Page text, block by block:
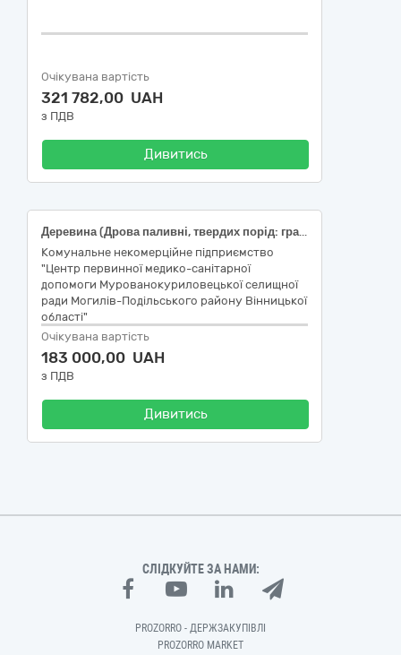
Очікувана вартість
321 782,00 UAH
з ПДВ
Дивитись
Деревина (Дрова паливні, твердих порід: граб, ясен, дуб)
Комунальне некомерційне підприємство
"Центр первинної медико-санітарної
допомоги Мурованокуриловецької селищної
ради Могилів-Подільського району Вінницької
області"
Очікувана вартість
183 000,00 UAH
з ПДВ
Дивитись
СЛІДКУЙТЕ ЗА НАМИ:
PROZORRO - ДЕРЖЗАКУПІВЛІ
PROZORRO MARKET